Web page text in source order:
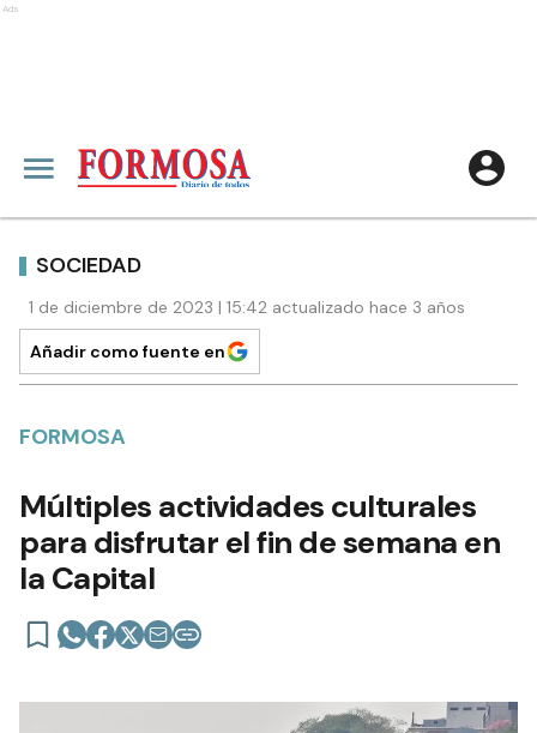
Ads
SOCIEDAD
1 de diciembre de 2023 | 15:42 actualizado hace 3 años
Añadir como fuente en
FORMOSA
Múltiples actividades culturales
para disfrutar el fin de semana en
la Capital